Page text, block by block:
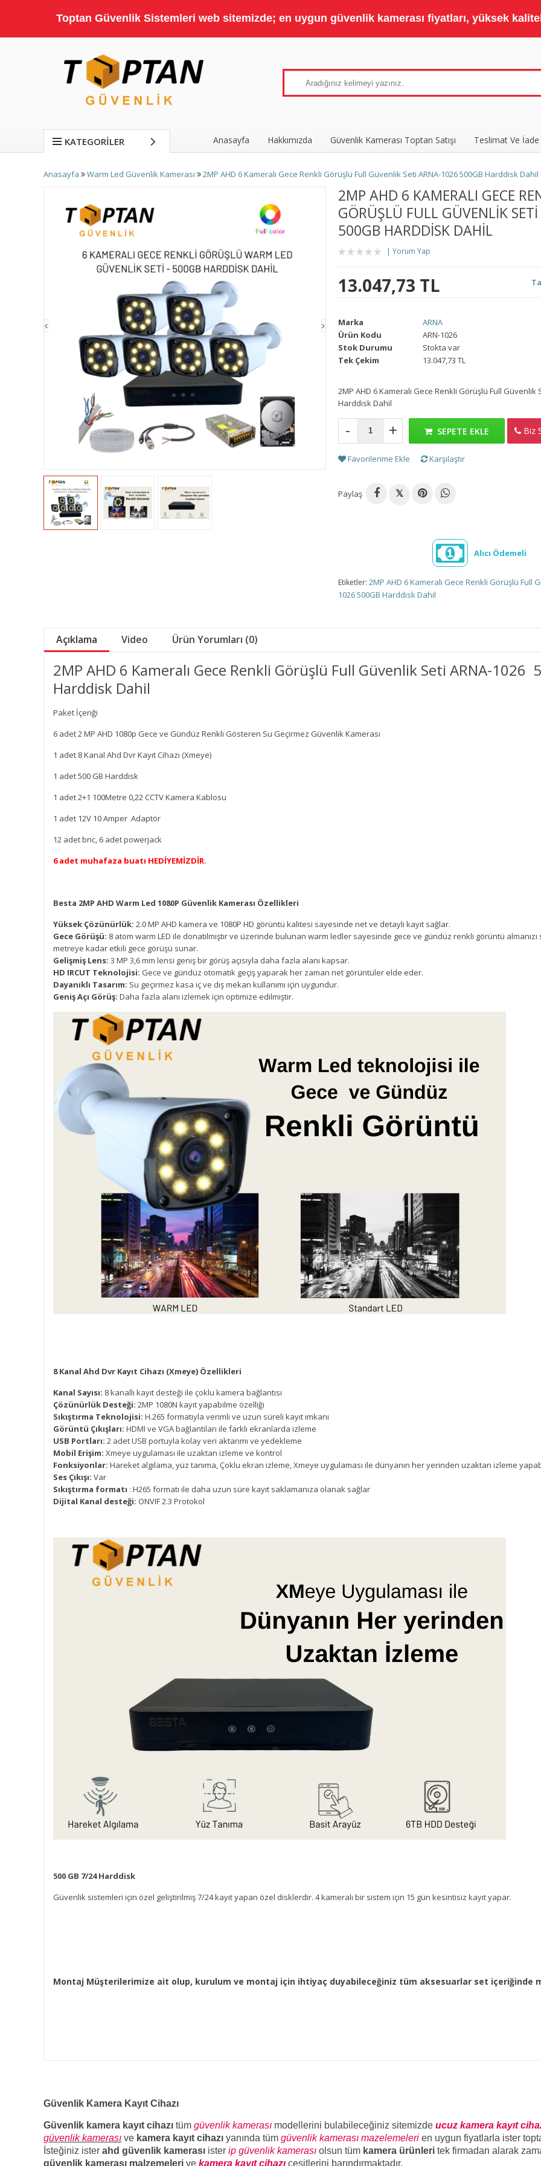
Toptan Güvenlik Sistemleri web sitemizde; en uygun güvenlik kamerası fiyatları, yüksek
KATEGORILER Anasayfa Hakkımızda Güvenlik Kamerası Toptan Satışı Teslimat Ve İade
Anasayfa Warm Led Güvenlik Kamerası 2MP AHD 6 Kameralı Gece Renkli Görüşlü Full Güvenlik Seti ARNA-1026 500GB Harddisk Dahil
2MP AHD 6 KAMERALI GECE
GÖRÜŞLÜ FULL GÜVENLIK
500GB HARDDISK DAHIL
Yorum Yap
13.047,73 TL
Marka
ARNA
Ürün Kodu
ARN-1026
Stok Durumu
Stokta var
Tek Çekim
13.047,73 TL
2MP AHD 6 Kameralı Gece Renkli Görüşlü Full Güvenlik
Harddisk Dahil
- + SEPETE EKLE
Favorilerime Ekle Karşılaştır
Biz
Paylaş 𝕏
Alıcı Ödemeli
Etiketler: 2MP AHD 6 Kameralı Gece Renkli Görüşlü Full
1026 500GB Harddisk Dahil
Açıklama Video Ürün Yorumları (0)
2MP AHD 6 Kameralı Gece Renkli Görüşlü Full Güvenlik Seti ARNA-1026
Harddisk Dahil
Paket İçeriği
6 adet 2 MP AHD 1080p Gece ve Gündüz Renkli Gösteren Su Geçirmez Güvenlik Kamerası
1 adet 8 Kanal Ahd Dvr Kayıt Cihazı (Xmeye)
1 adet 500 GB Harddisk
1 adet 2+1 100Metre 0,22 CCTV Kamera Kablosu
1 adet 12V 10 Amper Adaptör
12 adet bnc, 6 adet powerjack
6 adet muhafaza buatı HEDİYEMİZDİR.
Besta 2MP AHD Warm Led 1080P Güvenlik Kamerası Özellikleri
Yüksek Çözünürlük: 2.0 MP AHD kamera ve 1080P HD görüntü kalitesi sayesinde net ve detaylı kayıt sağlar.
Gece Görüşü: 8 atom warm LED ile donatılmıştır ve üzerinde bulunan warm ledler sayesinde gece ve gündüz renkli görüntü almanızı
metreye kadar etkili gece görüşü sunar.
Gelişmiş Lens: 3 MP 3,6 mm lensi geniş bir görüş açısıyla daha fazla alanı kapsar.
HD IRCUT Teknolojisi: Gece ve gündüz otomatik geçiş yaparak her zaman net görüntüler elde eder.
Dayanıklı Tasarım: Su geçirmez kasa iç ve dış mekan kullanımı için uygundur.
Geniş Açı Görüş: Daha fazla alanı izlemek için optimize edilmiştir.
8 Kanal Ahd Dvr Kayıt Cihazı (Xmeye) Özellikleri
Kanal Sayısı: 8 kanallı kayıt desteği ile çoklu kamera bağlantısı
Çözünürlük Desteği: 2MP 1080N kayıt yapabilme özelliği
Sıkıştırma Teknolojisi: H.265 formatıyla verimli ve uzun süreli kayıt imkanı
Görüntü Çıkışları: HDMI ve VGA bağlantıları ile farklı ekranlarda izleme
USB Portları: 2 adet USB portuyla kolay veri aktarımı ve yedekleme
Mobil Erişim: Xmeye uygulaması ile uzaktan izleme ve kontrol
Fonksiyonlar: Hareket algılama, yüz tanıma, Çoklu ekran izleme, Xmeye uygulaması ile dünyanın her yerinden uzaktan izleme
Ses Çıkışı: Var
Sıkıştırma formatı : H265 formatı ile daha uzun süre kayıt saklamanıza olanak sağlar
Dijital Kanal desteği: ONVIF 2.3 Protokol
500 GB 7/24 Harddisk
Güvenlik sistemleri için özel geliştirilmiş 7/24 kayıt yapan özel disklerdir. 4 kameralı bir sistem için 15 gün kesintisiz kayıt yapar.
Montaj Müşterilerimize ait olup, kurulum ve montaj için ihtiyaç duyabileceğiniz tüm aksesuarlar set içeriğinde
Güvenlik Kamera Kayıt Cihazı
Güvenlik kamera kayıt cihazı tüm güvenlik kamerası modellerini bulabileceğiniz sitemizde ucuz kamera kayıt
güvenlik kamerası ve kamera kayıt cihazı yanında tüm güvenlik kamerası mazelemeleri en uygun fiyatlarla ister
İsteğiniz ister ahd güvenlik kamerası ister ip güvenlik kamerası olsun tüm kamera ürünleri tek firmadan alarak
güvenlik kamerası malzemeleri ve kamera kayıt cihazı çeşitlerini barındırmaktadır.